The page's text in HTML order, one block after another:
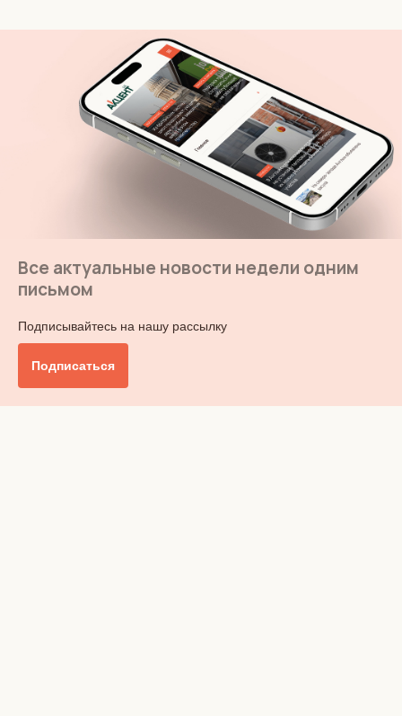
Все актуальные новости недели одним
письмом
Подписывайтесь на нашу рассылку
Подписаться